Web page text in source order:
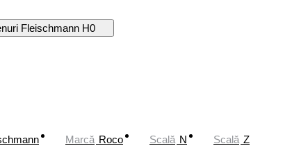
Fleischmann H0
Marcă Roco Scală N Scală Z